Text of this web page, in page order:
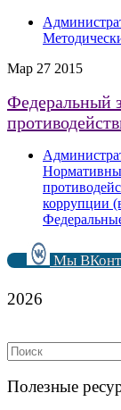
Мар 27 2015
Федеральный
коррупции
Мы
2026
Полезные